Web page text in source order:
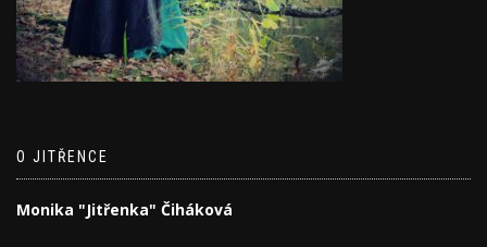
O JITŘENCE
Monika "Jitřenka" Čiháková